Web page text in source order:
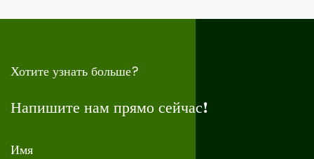
Хотите узнать больше?
Напишите нам прямо сейчас!